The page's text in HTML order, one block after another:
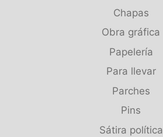
Chapas
Obra gráfica
Papelería
Para llevar
Parches
Pins
Sátira política